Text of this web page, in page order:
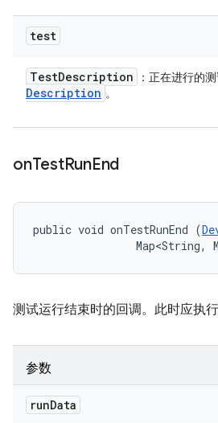
test
TestDescription ：正在进行的
Description 。
onTestRunEnd
public void onTestRunEnd (
Map<String,
测试运行结束时的回调。此时应执行
参数
runData